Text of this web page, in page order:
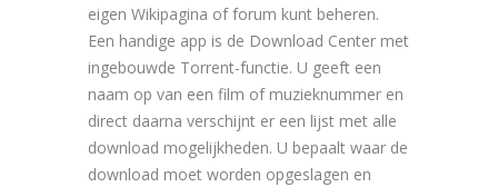
eigen Wikipagina of forum kunt beheren.
Een handige app is de Download Center met
ingebouwde Torrent-functie. U geeft een
naam op van een film of muzieknummer en
direct daarna verschijnt er een lijst met alle
download mogelijkheden. U bepaalt waar de
download moet worden opgeslagen en